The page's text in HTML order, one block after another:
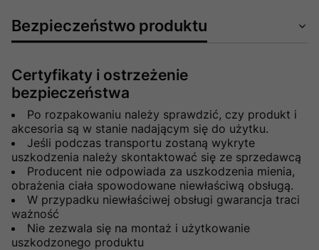
Bezpieczeństwo produktu
Certyfikaty i ostrzeżenie
bezpieczeństwa
Po rozpakowaniu należy sprawdzić, czy produkt i
akcesoria są w stanie nadającym się do użytku.
Jeśli podczas transportu zostaną wykryte
uszkodzenia należy skontaktować się ze sprzedawcą
Producent nie odpowiada za uszkodzenia mienia,
obrażenia ciała spowodowane niewłaściwą obsługą.
W przypadku niewłaściwej obsługi gwarancja traci
ważność
Nie zezwala się na montaż i użytkowanie
uszkodzonego produktu